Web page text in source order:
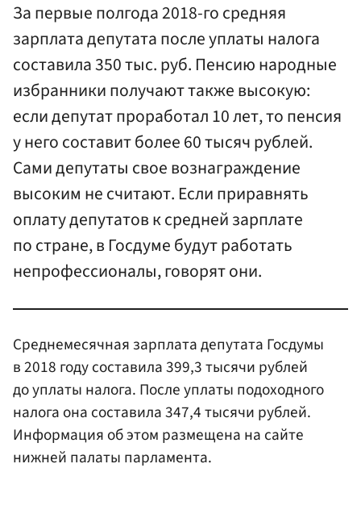
За первые полгода 2018-го средняя
зарплата депутата после уплаты налога
составила 350 тыс. руб. Пенсию народные
избранники получают также высокую:
если депутат проработал 10 лет, то пенсия
у него составит более 60 тысяч рублей.
Сами депутаты свое вознаграждение
высоким не считают. Если приравнять
оплату депутатов к средней зарплате
по стране, в Госдуме будут работать
непрофессионалы, говорят они.
Среднемесячная зарплата депутата Госдумы
в 2018 году составила 399,3 тысячи рублей
до уплаты налога. После уплаты подоходного
налога она составила 347,4 тысячи рублей.
Информация об этом размещена на сайте
нижней палаты парламента.